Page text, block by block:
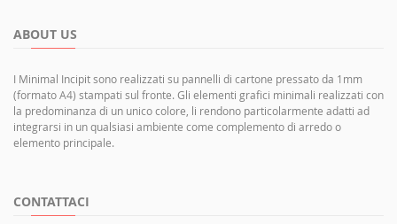
ABOUT US
I Minimal Incipit sono realizzati su pannelli di cartone pressato da 1mm
(formato A4) stampati sul fronte. Gli elementi grafici minimali realizzati con
la predominanza di un unico colore, li rendono particolarmente adatti ad
integrarsi in un qualsiasi ambiente come complemento di arredo o
elemento principale.
CONTATTACI